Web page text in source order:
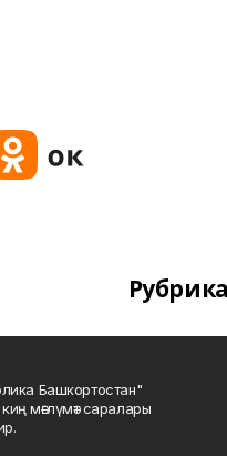
Башкортостан"
мәғлүмәт саралары